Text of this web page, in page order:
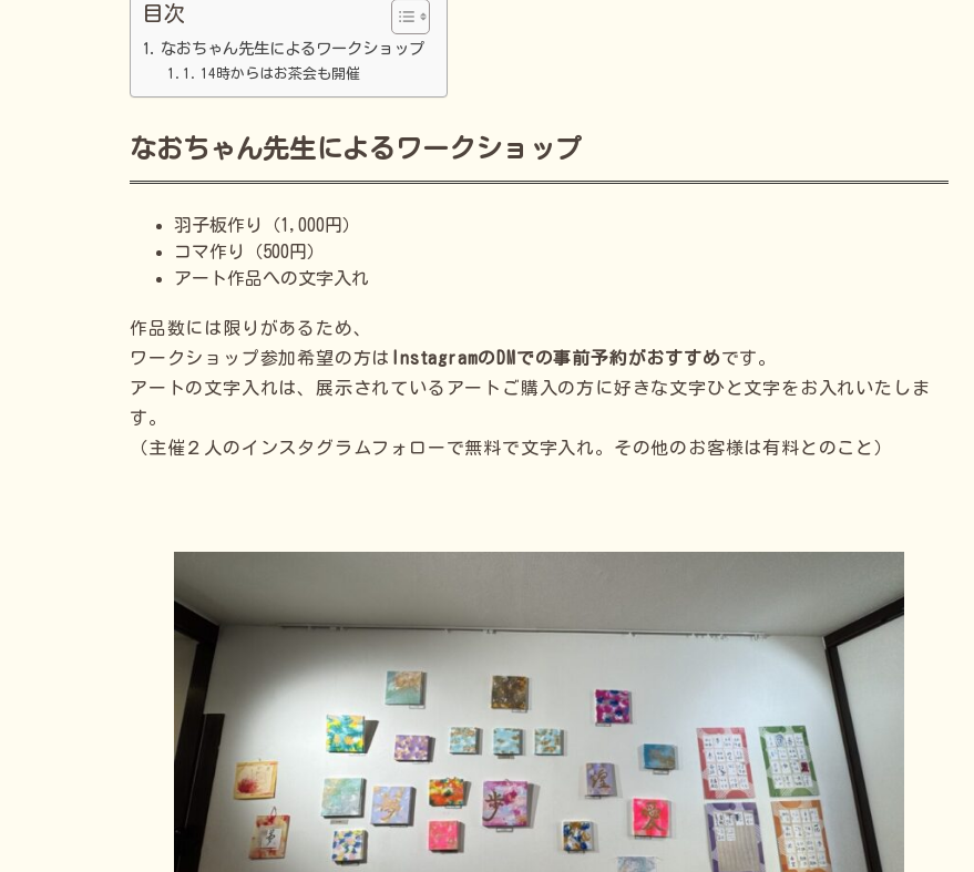
目次
なおちゃん先生によるワークショップ
14時からはお茶会も開催
なおちゃん先生によるワークショップ
羽子板作り（1,000円）
コマ作り（500円）
アート作品への文字入れ
作品数には限りがあるため、
ワークショップ参加希望の方は
InstagramのDMでの事前予約がおすすめです。
アートの文字入れは、展示されているアートご購入の方に好きな文字ひと文字をお入れいたしま
す。
（主催２人のインスタグラムフォローで無料で文字入れ。その他のお客様は有料とのこと）